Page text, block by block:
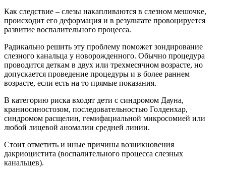
Как следствие – слезы накапливаются в слезном мешочке,
происходит его деформация и в результате провоцируется
развитие воспалительного процесса.
Радикально решить эту проблему поможет зондирование
слезного канальца у новорожденного. Обычно процедура
проводится деткам в двух или трехмесячном возрасте, но
допускается проведение процедуры и в более раннем
возрасте, если есть на то прямые показания.
В категорию риска входят дети с синдромом Дауна,
краниосиностозом, последовательностью Голденхар,
синдромом расщелин, гемифациальной микросомией или
любой лицевой аномалии средней линии.
Стоит отметить и иные причины возникновения
дакриоцистита (воспалительного процесса слезных
канальцев).